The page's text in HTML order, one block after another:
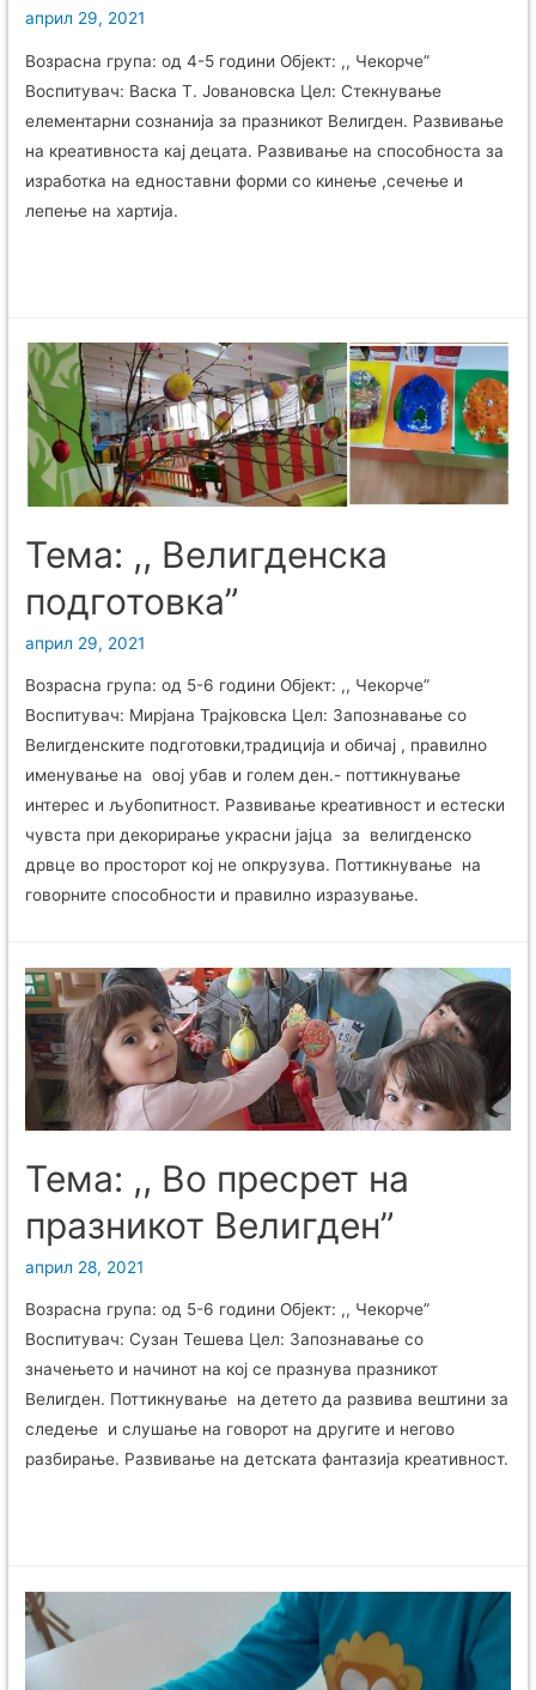
април 29, 2021
Возрасна група: од 4-5 години Објект: ,, Чекорче”
Воспитувач: Васка Т. Јовановска Цел: Стекнување
елементарни сознанија за празникот Велигден. Развивање
на креативноста кај децата. Развивање на способноста за
изработка на едноставни форми со кинење ,сечење и
лепење на хартија.
Тема: ,, Велигденска
подготовка”
април 29, 2021
Возрасна група: од 5-6 години Објект: ,, Чекорче”
Воспитувач: Мирјана Трајковска Цел: Запознавање со
Велигденските подготовки,традиција и обичај , правилно
именување на овој убав и голем ден.- поттикнување
интерес и љубопитност. Развивање креативност и естески
чувста при декорирање украсни јајца за велигденско
дрвце во просторот кој не опкрузува. Поттикнување на
говорните способности и правилно изразување.
Тема: ,, Во пресрет на
празникот Велигден”
април 28, 2021
Возрасна група: од 5-6 години Објект: ,, Чекорче”
Воспитувач: Сузан Тешева Цел: Запознавање со
значењето и начинот на кој се празнува празникот
Велигден. Поттикнување на детето да развива вештини за
следење и слушање на говорот на другите и негово
разбирање. Развивање на детската фантазија креативност.